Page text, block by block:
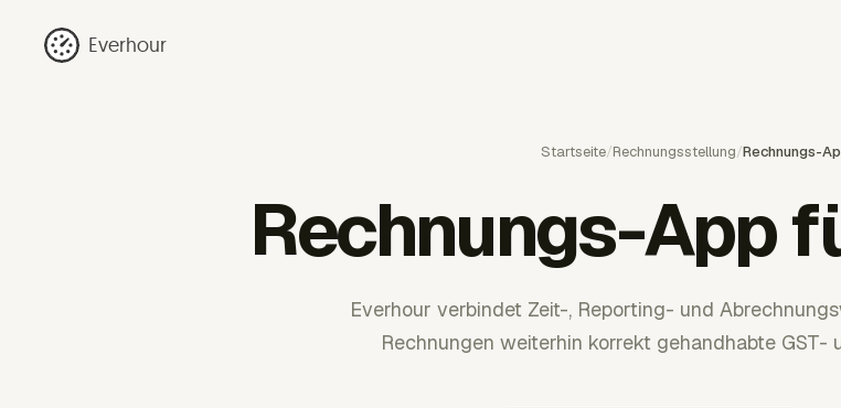
Everhour
Startseite/Rechnungsstellung/Rechnungs-
Rechnungs-App
Everhour verbindet Zeit-, Reporting- und
Rechnungen weiterhin korrekt gehandhabte GST-